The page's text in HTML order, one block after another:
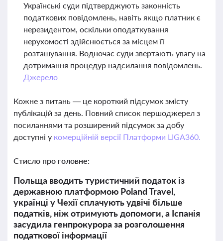
Українські суди підтверджують законність
податкових повідомлень, навіть якщо платник є
нерезидентом, оскільки оподаткування
нерухомості здійснюється за місцем її
розташування. Водночас суди звертають увагу на
дотримання процедур надсилання повідомлень.
Джерело
Кожне з питань — це короткий підсумок змісту
публікацій за день. Повний список першоджерел з
посиланнями та розширений підсумок за добу
доступні у комерційній версії Платформи LIGA360.
Стисло про головне:
Польща вводить туристичний податок із
державною платформою Poland Travel,
українці у Чехії сплачують удвічі більше
податків, ніж отримують допомоги, а Іспанія
засудила генпрокурора за розголошення
податкової інформації